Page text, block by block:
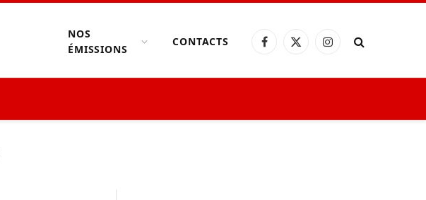
NOS
ÉMISSIONS
CONTACTS Facebook
X
Instagram